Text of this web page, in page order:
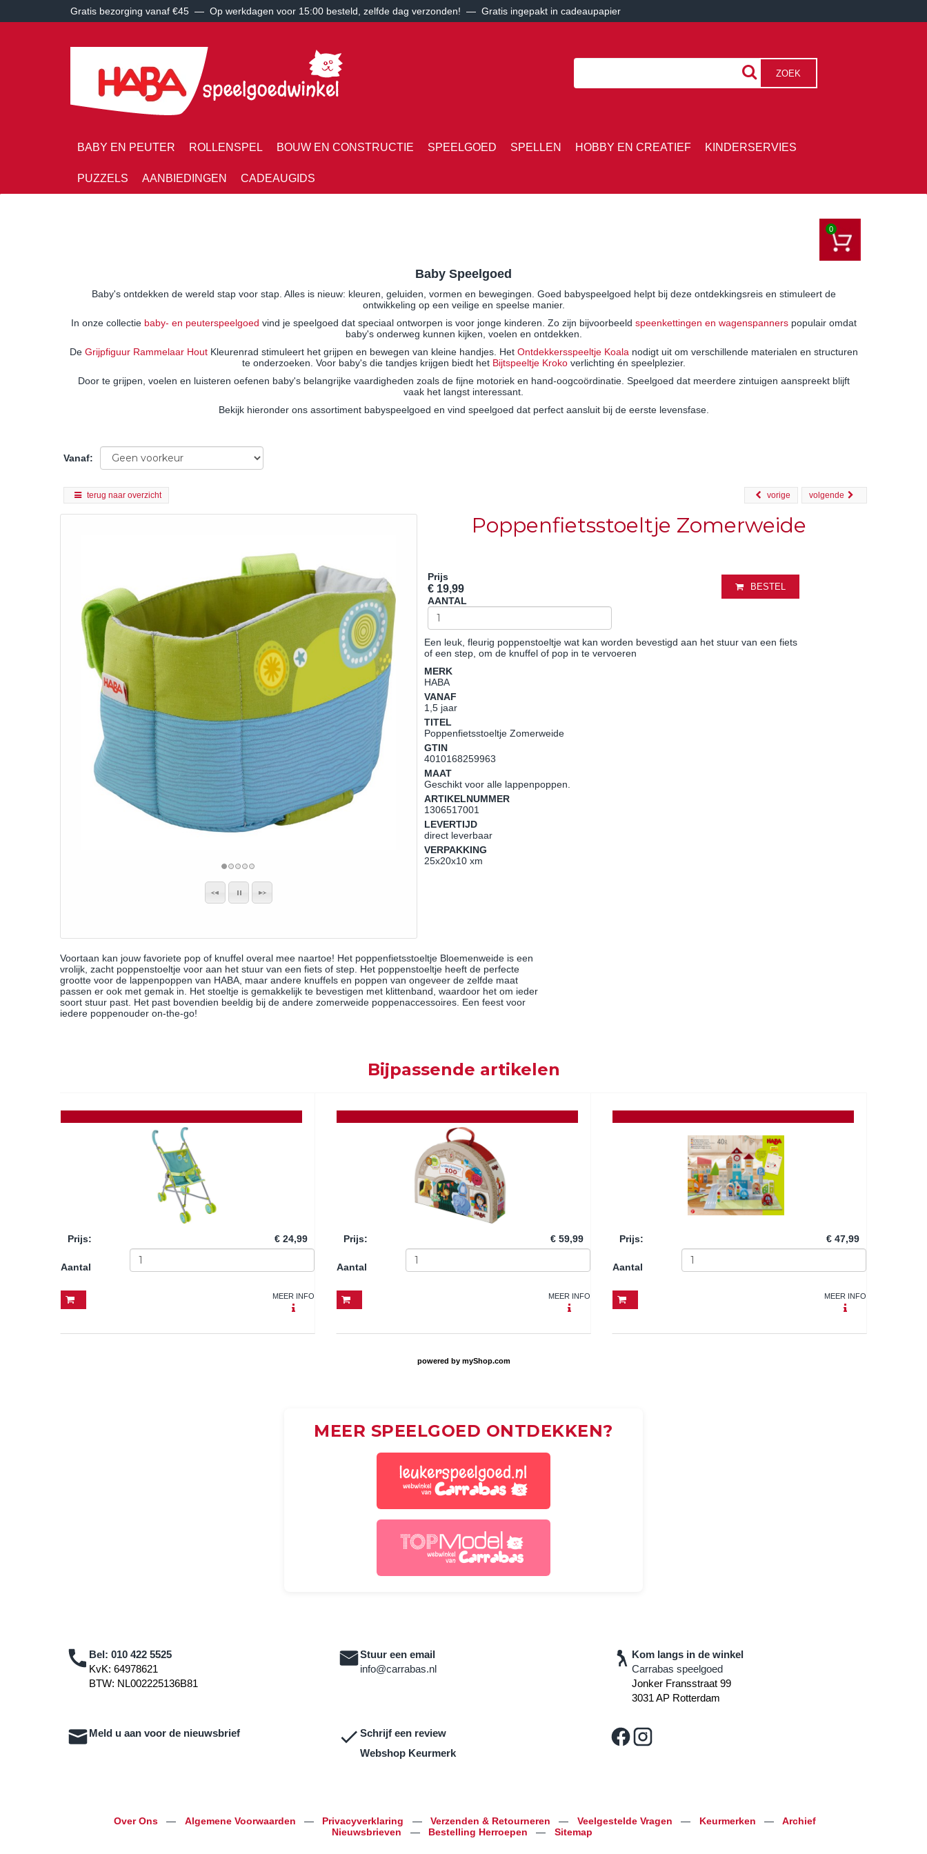
Gratis bezorging vanaf €45 — Op werkdagen voor 15:00 besteld, zelfde dag verzonden! — Gratis ingepakt in cadeaupapier
ZOEK
BABY EN PEUTER ROLLENSPEL BOUW EN CONSTRUCTIE SPEELGOED SPELLEN HOBBY EN CREATIEF KINDERSERVIES
PUZZELS AANBIEDINGEN CADEAUGIDS
0
Baby Speelgoed
Baby's ontdekken de wereld stap voor stap. Alles is nieuw: kleuren, geluiden, vormen en bewegingen. Goed babyspeelgoed helpt bij deze ontdekkingsreis en stimuleert de
ontwikkeling op een veilige en speelse manier.
In onze collectie baby- en peuterspeelgoed vind je speelgoed dat speciaal ontworpen is voor jonge kinderen. Zo zijn bijvoorbeeld speenkettingen en wagenspannerspopulair omdat
baby's onderweg kunnen kijken, voelen en ontdekken.
De Grijpfiguur Rammelaar HoutKleurenrad stimuleert het grijpen en bewegen van kleine handjes. Het Ontdekkersspeeltje Koala nodigt uit om verschillende materialen en structuren
te onderzoeken. Voor baby's die tandjes krijgen biedt het Bijtspeeltje Krokoverlichting én speelplezier.
Door te grijpen, voelen en luisteren oefenen baby's belangrijke vaardigheden zoals de fijne motoriek en hand-oogcoördinatie. Speelgoed dat meerdere zintuigen aanspreekt blijft
vaak het langst interessant.
Bekijk hieronder ons assortiment babyspeelgoed en vind speelgoed dat perfect aansluit bij de eerste levensfase.
Vanaf:
terug naar overzicht volgende
vorige
Poppenfietsstoeltje Zomerweide
Prijs
€ 19,99
AANTAL
BESTEL
Een leuk, fleurig poppenstoeltje wat kan worden bevestigd aan het stuur van een fiets
of een step, om de knuffel of pop in te vervoeren
MERK
HABA
VANAF
1,5 jaar
TITEL
Poppenfietsstoeltje Zomerweide
GTIN
4010168259963
MAAT
Geschikt voor alle lappenpoppen.
ARTIKELNUMMER
1306517001
LEVERTIJD
direct leverbaar
VERPAKKING
25x20x10 xm
Voortaan kan jouw favoriete pop of knuffel overal mee naartoe! Het poppenfietsstoeltje Bloemenweide is een
vrolijk, zacht poppenstoeltje voor aan het stuur van een fiets of step. Het poppenstoeltje heeft de perfecte
grootte voor de lappenpoppen van HABA, maar andere knuffels en poppen van ongeveer de zelfde maat
passen er ook met gemak in. Het stoeltje is gemakkelijk te bevestigen met klittenband, waardoor het om ieder
soort stuur past. Het past bovendien beeldig bij de andere zomerweide poppenaccessoires. Een feest voor
iedere poppenouder on-the-go!
Bijpassende artikelen
Prijs: € 24,99
Aantal
MEER INFO
Prijs: € 59,99
Aantal
MEER INFO
Prijs: € 47,99
Aantal
MEER INFO
powered by myShop.com
MEER SPEELGOED ONTDEKKEN?
Bel: 010 422 5525
KvK: 64978621
BTW: NL002225136B81
Stuur een email
info@carrabas.nl
Kom langs in de winkel
Carrabas speelgoed
Jonker Fransstraat 99
3031 AP Rotterdam
Meld u aan voor de nieuwsbrief
Schrijf een review
Webshop Keurmerk
Over Ons — Algemene Voorwaarden — Privacyverklaring — Verzenden & Retourneren — Veelgestelde Vragen — Keurmerken —
Archief
Nieuwsbrieven
— Bestelling Herroepen — Sitemap